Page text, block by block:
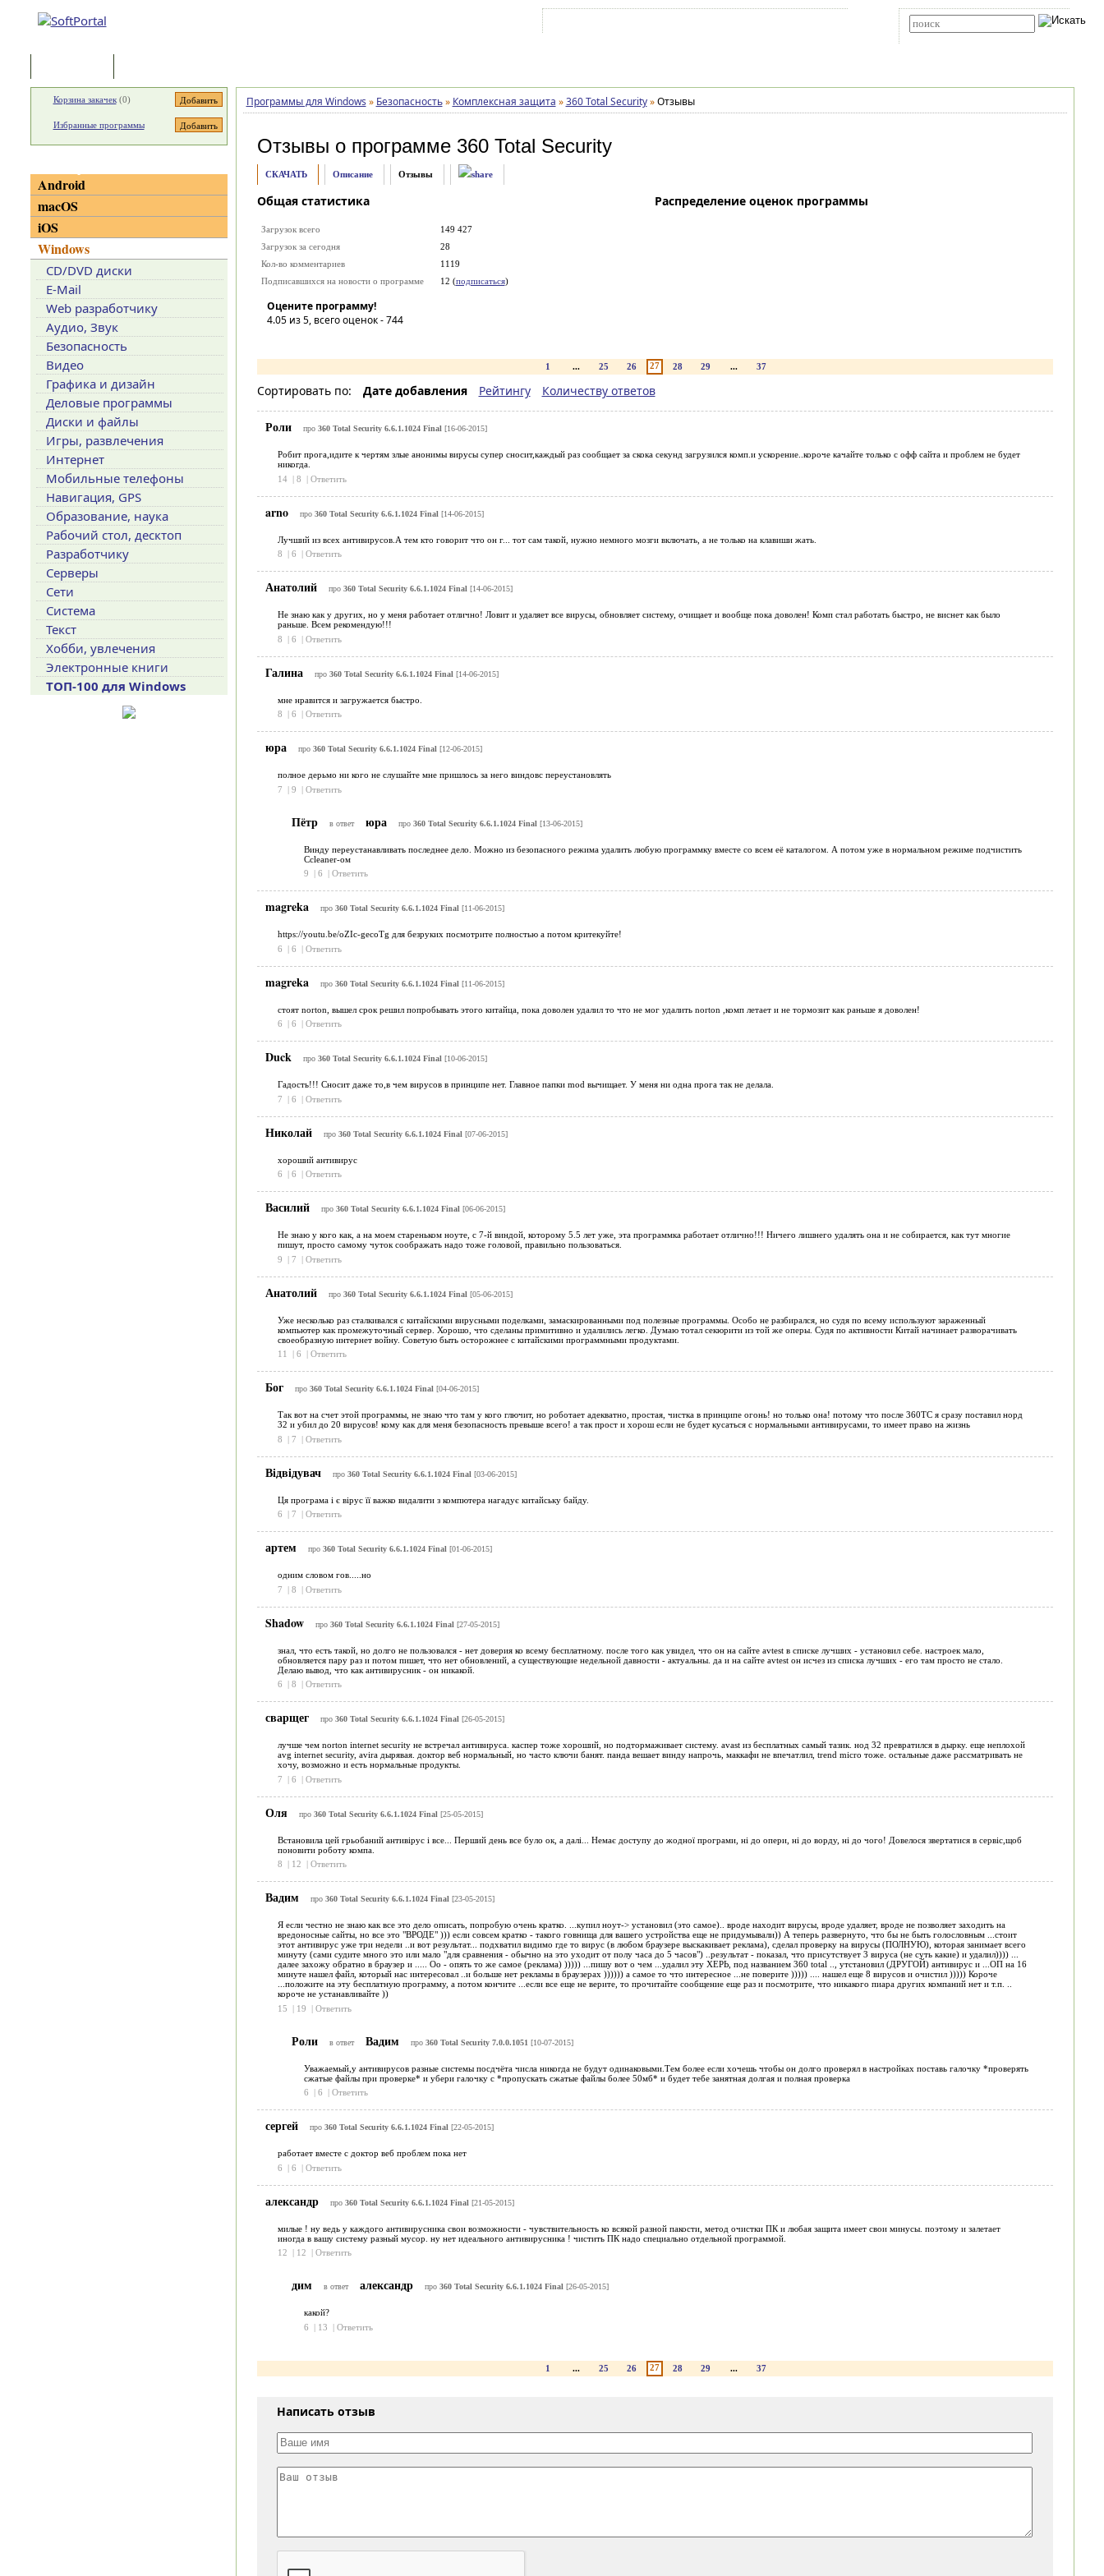
Программы для Windows » Безопасность » Комплексная защита » 360 Total Security » Отзывы
Отзывы о программе 360 Total Security
СКАЧАТЬ Описание Отзывы
Общая статистика
Загрузок всего
149 427
Загрузок за сегодня
28
Кол-во комментариев
1119
Подписавшихся на новости о программе
12 (подписаться)
Оцените программу!
4.05из 5, всего оценок -744
Распределение оценок программы
1 ... 25 26 27 28 29 ... 37
Сортировать по: Дате добавления Рейтингу Количеству ответов
Роли про 360 Total Security 6.6.1.1024 Final [16-06-2015]
Робит прога,идите к чертям злые анонимы вирусы супер сносит,каждый раз сообщает за скока секунд загрузился комп.и ускорение..короче качайте только с офф сайта и проблем не будет
никогда.
14 | 8 | Ответить
arno про 360 Total Security 6.6.1.1024 Final [14-06-2015]
Лучший из всех антивирусов.А тем кто говорит что он г... тот сам такой, нужно немного мозги включать, а не только на клавиши жать.
8
| 6 | Ответить
Анатолий про 360 Total Security 6.6.1.1024 Final [14-06-2015]
Не знаю как у других, но у меня работает отлично! Ловит и удаляет все вирусы, обновляет систему, очищает и вообще пока доволен! Комп стал работать быстро, не виснет как было
раньше. Всем рекомендую!!!
8
| 6 | Ответить
Галина про 360 Total Security 6.6.1.1024 Final [14-06-2015]
мне нравится и загружается быстро.
8
| 6 | Ответить
юра про 360 Total Security 6.6.1.1024 Final [12-06-2015]
полное дерьмо ни кого не слушайте мне пришлось за него виндовс переустановлять
7
| 9 | Ответить
Пётр в ответ юра про 360 Total Security 6.6.1.1024 Final [13-06-2015]
Винду переустанавливать последнее дело. Можно из безопасного режима удалить любую программку вместе со всем её каталогом. А потом уже в нормальном режиме подчистить
Ccleaner-ом
9
| 6 | Ответить
magreka про 360 Total Security 6.6.1.1024 Final [11-06-2015]
https://youtu.be/oZIc-gecoTg для безруких посмотрите полностью а потом критекуйте!
6
| 6 | Ответить
magreka про 360 Total Security 6.6.1.1024 Final [11-06-2015]
стоят norton, вышел срок решил попробывать этого китайца, пока доволен удалил то что не мог удалить norton ,комп летает и не тормозит как раньше я доволен!
6
| 6 | Ответить
Duck про 360 Total Security 6.6.1.1024 Final [10-06-2015]
Гадость!!! Сносит даже то,в чем вирусов в принципе нет. Главное папки mod вычищает. У меня ни одна прога так не делала.
7
| 6 | Ответить
Николай про 360 Total Security 6.6.1.1024 Final [07-06-2015]
хороший антивирус
6
| 6 | Ответить
Василий про 360 Total Security 6.6.1.1024 Final [06-06-2015]
Не знаю у кого как, а на моем стареньком ноуте, с 7-й виндой, которому 5.5 лет уже, эта программка работает отлично!!! Ничего лишнего удалять она и не собирается, как тут многие
пишут, просто самому чуток соображать надо тоже головой, правильно пользоваться.
9
| 7 | Ответить
Анатолий про 360 Total Security 6.6.1.1024 Final [05-06-2015]
Уже несколько раз сталкивался с китайскими вирусными поделками, замаскированными под полезные программы. Особо не разбирался, но судя по всему используют зараженный
компьютер как промежуточный сервер. Хорошо, что сделаны примитивно и удалились легко. Думаю тотал секюрити из той же оперы. Судя по активности Китай начинает разворачивать
своеобразную интернет войну. Советую быть осторожнее с китайскими программными продуктами.
11
| 6 | Ответить
Бог про 360 Total Security 6.6.1.1024 Final [04-06-2015]
Так вот на счет этой программы, не знаю что там у кого глючит, но роботает адекватно, простая, чистка в принципе огонь! но только она! потому что после 360ТС я сразу поставил норд
32 и убил до 20 вирусов! кому как для меня безопасность превыше всего! а так прост и хорош если не будет кусаться с нормальными антивирусами, то имеет право на жизнь
8
| 7 | Ответить
Відвідувач про 360 Total Security 6.6.1.1024 Final [03-06-2015]
Ця програма і є вірус її важко видалити з компютера нагадує китайську байду.
6
| 7 | Ответить
артем про 360 Total Security 6.6.1.1024 Final [01-06-2015]
одним словом гов.....но
7
| 8 | Ответить
Shadow про 360 Total Security 6.6.1.1024 Final [27-05-2015]
знал, что есть такой, но долго не пользовался - нет доверия ко всему бесплатному. после того как увидел, что он на сайте avtest в списке лучших - установил себе. настроек мало,
обновляется пару раз и потом пишет, что нет обновлений, а существующие недельной давности - актуальны. да и на сайте avtest он исчез из списка лучших - его там просто не стало.
Делаю вывод, что как антивирусник - он никакой.
6
| 8 | Ответить
сварщег про 360 Total Security 6.6.1.1024 Final [26-05-2015]
лучше чем norton internet security не встречал антивируса. каспер тоже хороший, но подтормаживает систему. avast из бесплатных самый тазик. нод 32 превратился в дырку. еще неплохой
avg internet security, avira дырявая. доктор веб нормальный, но часто ключи банят. панда вешает винду напрочь, маккафи не впечатлил, trend micro тоже. остальные даже рассматривать не
хочу, возможно и есть нормальные продукты.
7
| 6 | Ответить
Оля про 360 Total Security 6.6.1.1024 Final [25-05-2015]
Встановила цей грьобаний антивірус і все... Перший день все було ок, а далі... Немає доступу до жодної програми, ні до опери, ні до ворду, ні до чого! Довелося звертатися в сервіс,щоб
поновити роботу компа.
8
| 12 | Ответить
Вадим про 360 Total Security 6.6.1.1024 Final [23-05-2015]
Я если честно не знаю как все это дело описать, попробую очень кратко. ...купил ноут-> установил (это самое).. вроде находит вирусы, вроде удаляет, вроде не позволяет заходить на
вредоносные сайты, но все это "ВРОДЕ" ))) если совсем кратко - такого говнища для вашего устройства еще не придумывали)) А теперь развернуто, что бы не быть голословным ...стоит
этот антивирус уже три недели ..и вот результат... подхватил видимо где то вирус (в любом браузере выскакивает реклама), сделал проверку на вирусы (ПОЛНУЮ), которая занимает всего
минуту (сами судите много это или мало "для сравнения - обычно на это уходит от полу часа до 5 часов") ..результат - показал, что присутствует 3 вируса (не суть какие) и удалил)))) ...
далее захожу обратно в браузер и ..... Оо - опять то же самое (реклама) ))))) ...пишу вот о чем ...удалил эту ХЕРЬ, под названием 360 total .., утстановил (ДРУГОЙ) антивирус и ...ОП на 16
минуте нашел файл, который нас интересовал ..и больше нет рекламы в браузерах )))))) а самое то что интересное ...не поверите ))))) .... нашел еще 8 вирусов и очистил ))))) Короче
...положите на эту бесплатную программу, а потом кончите ...если все еще не верите, то прочитайте сообщение еще раз и посмотрите, что никакого пиара других компаний нет и т.п. ..
короче не устанавливайте ))
15
| 19 | Ответить
Роли в ответ Вадим про 360 Total Security 7.0.0.1051 [10-07-2015]
Уважаемый,у антивирусов разные системы посдчёта числа никогда не будут одинаковыми.Тем более если хочешь чтобы он долго проверял в настройках поставь галочку *проверять
сжатые файлы при проверке* и убери галочку с *пропускать сжатые файлы более 50мб* и будет тебе занятная долгая и полная проверка
6
| 6 | Ответить
сергей про 360 Total Security 6.6.1.1024 Final [22-05-2015]
работает вместе с доктор веб проблем пока нет
6
| 6 | Ответить
александр про 360 Total Security 6.6.1.1024 Final [21-05-2015]
милые ! ну ведь у каждого антивирусника свои возможности - чувствительность ко всякой разной пакости, метод очистки ПК и любая защита имеет свои минусы. поэтому и залетает
иногда в вашу систему разный мусор. ну нет идеального антивирусника ! чистить ПК надо специально отдельной программой.
12
| 12 | Ответить
дим в ответ александр про 360 Total Security 6.6.1.1024 Final [26-05-2015]
какой?
6
| 13 | Ответить
1 ... 25 26 27 28 29 ... 37
Написать отзыв
Корзина закачек(0)
Избранные программы
Android
macOS
iOS
Windows
CD/DVD диски
E-Mail
Web разработчику
Аудио, Звук
Безопасность
Видео
Графика и дизайн
Деловые программы
Диски и файлы
Игры, развлечения
Интернет
Мобильные телефоны
Навигация, GPS
Образование, наука
Рабочий стол, десктоп
Разработчику
Серверы
Сети
Система
Текст
Хобби, увлечения
Электронные книги
ТОП-100 для Windows